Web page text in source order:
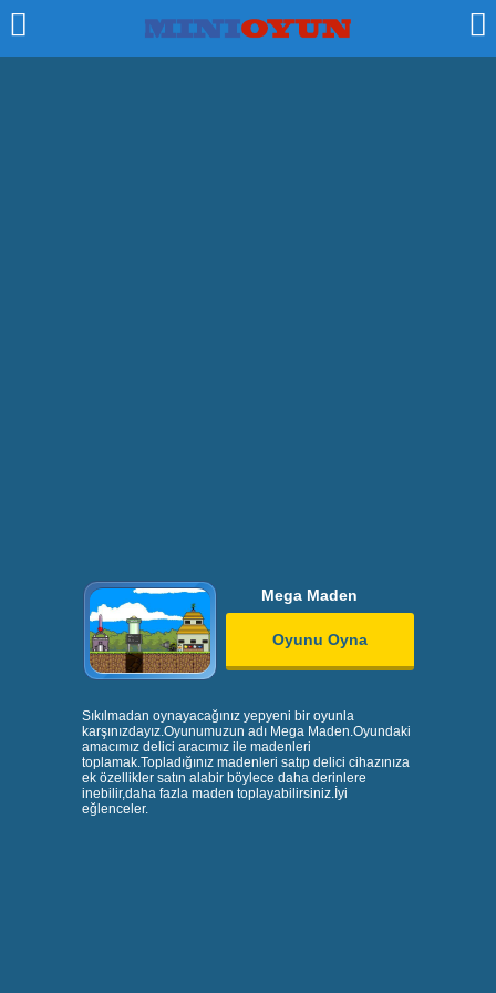
Mega Maden
Oyunu Oyna
Sıkılmadan oynayacağınız yepyeni bir oyunla
karşınızdayız.Oyunumuzun adı Mega Maden.Oyundaki
amacımız delici aracımız ile madenleri
toplamak.Topladığınız madenleri satıp delici cihazınıza
ek özellikler satın alabir böylece daha derinlere
inebilir,daha fazla maden toplayabilirsiniz.İyi
eğlenceler.